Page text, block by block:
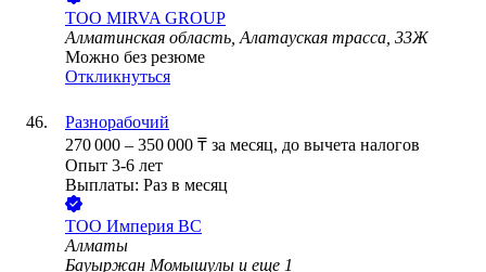
ТОО MIRVA GROUP
Алматинская область, Алатауская трасса, 33Ж
Можно без резюме
Откликнуться
Разнорабочий
270 000 – 350 000 ₸ за месяц, до вычета налогов
Опыт 3-6 лет
Выплаты: Раз в месяц
ТОО Империя ВС
Алматы
Бауыржан Момышулы и еще 1